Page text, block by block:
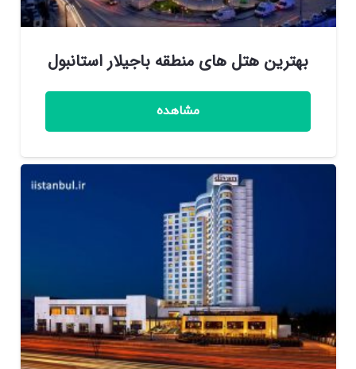
بهترین هتل های منطقه باجیلار استانبول
مشاهده